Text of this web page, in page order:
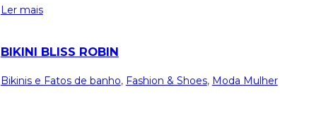
Ler mais
BIKINI BLISS ROBIN
Bikinis e Fatos de banho, Fashion & Shoes, Moda Mulher